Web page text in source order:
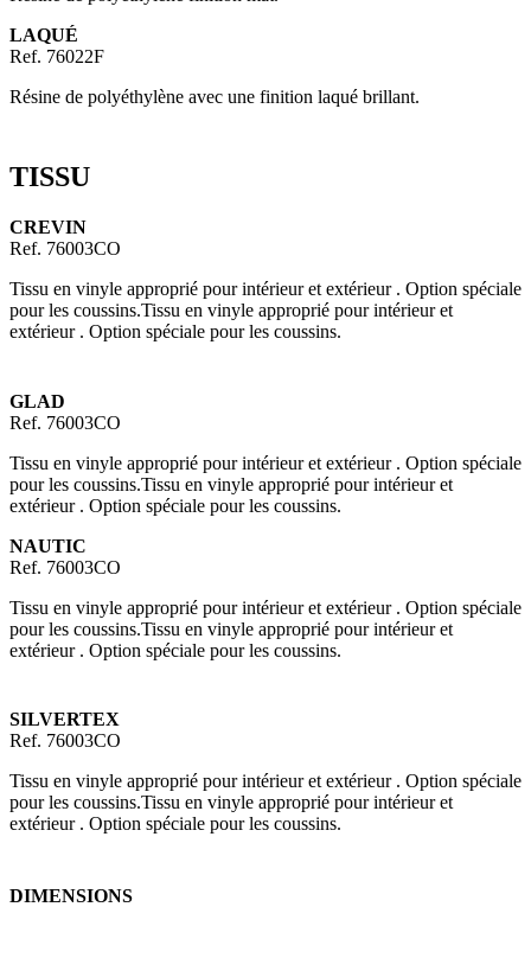
LAQUÉ
Ref. 76022F
Résine de polyéthylène avec une finition laqué brillant.
TISSU
CREVIN
Ref. 76003CO
Tissu en vinyle approprié pour intérieur et extérieur . Option spéciale
pour les coussins.Tissu en vinyle approprié pour intérieur et
extérieur . Option spéciale pour les coussins.
GLAD
Ref. 76003CO
Tissu en vinyle approprié pour intérieur et extérieur . Option spéciale
pour les coussins.Tissu en vinyle approprié pour intérieur et
extérieur . Option spéciale pour les coussins.
NAUTIC
Ref. 76003CO
Tissu en vinyle approprié pour intérieur et extérieur . Option spéciale
pour les coussins.Tissu en vinyle approprié pour intérieur et
extérieur . Option spéciale pour les coussins.
SILVERTEX
Ref. 76003CO
Tissu en vinyle approprié pour intérieur et extérieur . Option spéciale
pour les coussins.Tissu en vinyle approprié pour intérieur et
extérieur . Option spéciale pour les coussins.
DIMENSIONS